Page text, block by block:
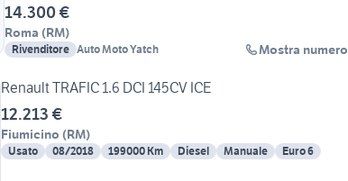
14.300 €
Roma (RM)
Rivenditore Auto Moto Yatch Mostra numero
Renault TRAFIC 1.6 DCI 145CV ICE
12.213 €
Fiumicino (RM)
Usato 08/2018 199000 Km Diesel Manuale Euro 6